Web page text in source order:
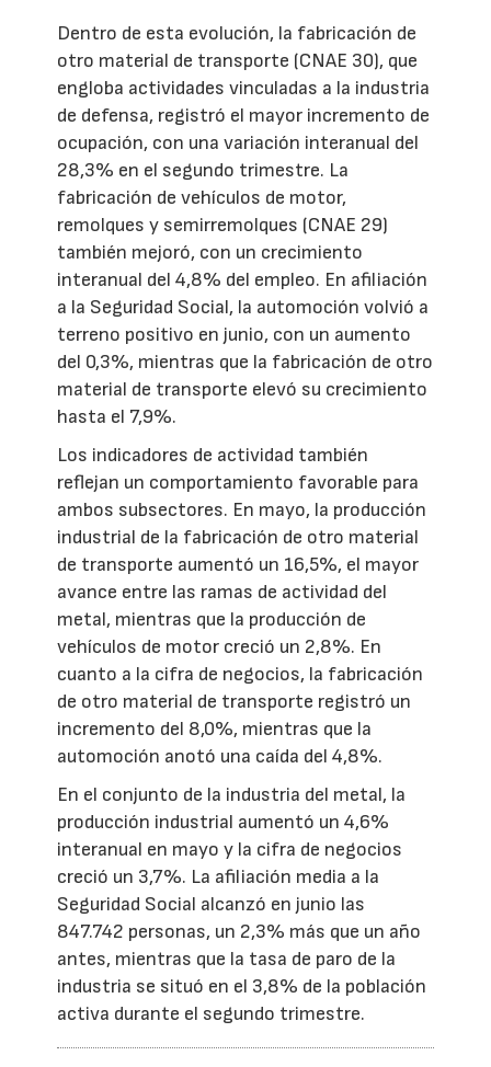
Dentro de esta evolución, la fabricación de
otro material de transporte (CNAE 30), que
engloba actividades vinculadas a la industria
de defensa, registró el mayor incremento de
ocupación, con una variación interanual del
28,3% en el segundo trimestre. La
fabricación de vehículos de motor,
remolques y semirremolques (CNAE 29)
también mejoró, con un crecimiento
interanual del 4,8% del empleo. En afiliación
a la Seguridad Social, la automoción volvió a
terreno positivo en junio, con un aumento
del 0,3%, mientras que la fabricación de otro
material de transporte elevó su crecimiento
hasta el 7,9%.
Los indicadores de actividad también
reflejan un comportamiento favorable para
ambos subsectores. En mayo, la producción
industrial de la fabricación de otro material
de transporte aumentó un 16,5%, el mayor
avance entre las ramas de actividad del
metal, mientras que la producción de
vehículos de motor creció un 2,8%. En
cuanto a la cifra de negocios, la fabricación
de otro material de transporte registró un
incremento del 8,0%, mientras que la
automoción anotó una caída del 4,8%.
En el conjunto de la industria del metal, la
producción industrial aumentó un 4,6%
interanual en mayo y la cifra de negocios
creció un 3,7%. La afiliación media a la
Seguridad Social alcanzó en junio las
847.742 personas, un 2,3% más que un año
antes, mientras que la tasa de paro de la
industria se situó en el 3,8% de la población
activa durante el segundo trimestre.